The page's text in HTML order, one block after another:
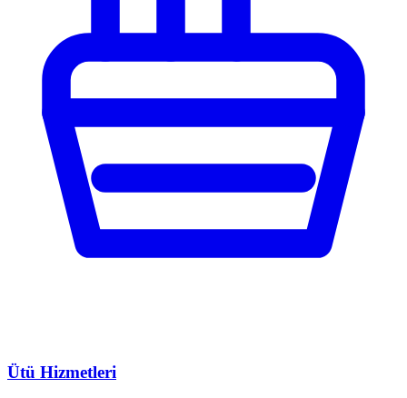
Ütü Hizmetleri